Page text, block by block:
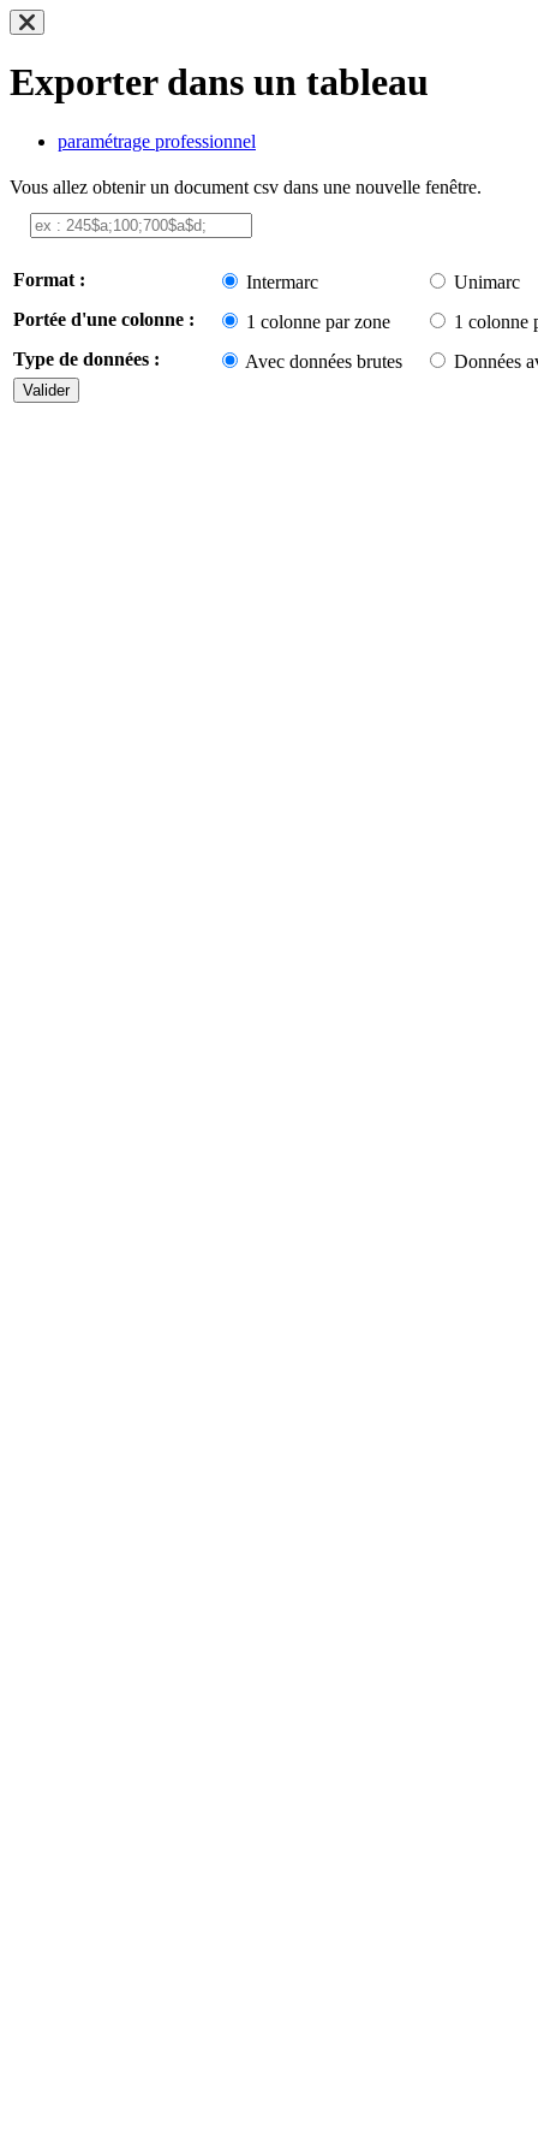
Exporter dans un tableau
paramétrage professionnel
Vous allez obtenir un document csv dans une nouvelle fenêtre.
Format : Intermarc
Unimarc
Portée d'une colonne :
1 colonne par zone
1 colonne
Type de données :
Avec données brutes Données